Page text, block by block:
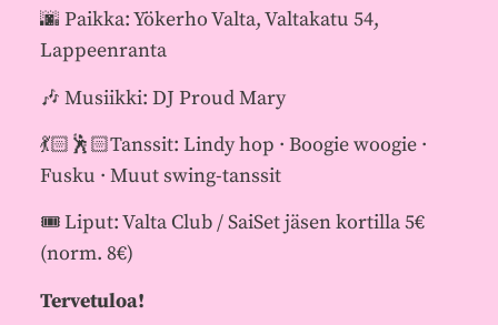
🌆 Paikka: Yökerho Valta, Valtakatu 54,
Lappeenranta
🎶 Musiikki: DJ Proud Mary
💃🏻🕺🏻Tanssit: Lindy hop · Boogie woogie ·
Fusku · Muut swing-tanssit
🎟️ Liput: Valta Club / SaiSet jäsen kortilla 5€
(norm. 8€)
Tervetuloa!